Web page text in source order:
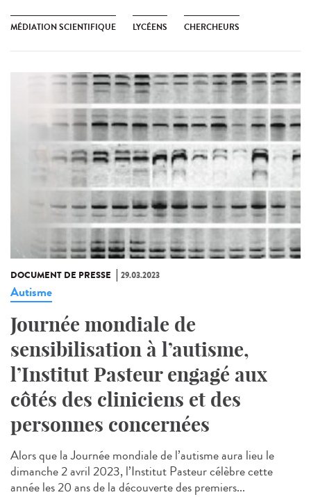
MÉDIATION SCIENTIFIQUE LYCÉENS CHERCHEURS
DOCUMENT DE PRESSE 29.03.2023
Autisme
Journée mondiale de
sensibilisation à l’autisme,
l’Institut Pasteur engagé aux
côtés des cliniciens et des
personnes concernées
Alors que la Journée mondiale de l’autisme aura lieu le
dimanche 2 avril 2023, l’Institut Pasteur célèbre cette
année les 20 ans de la découverte des premiers...